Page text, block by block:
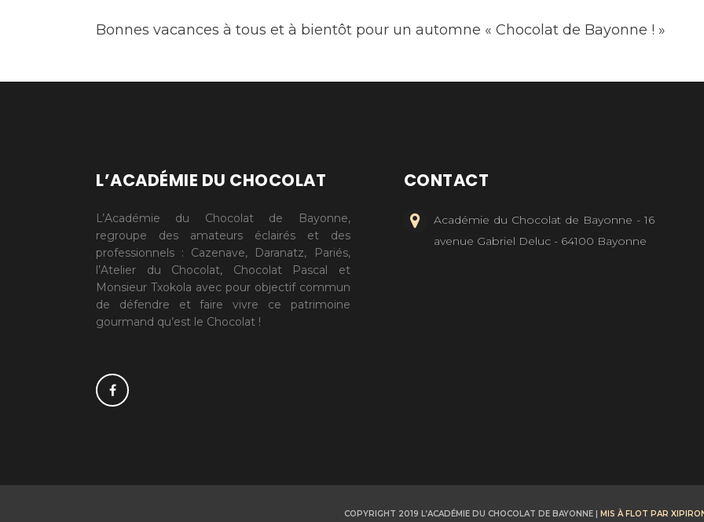
Bonnes vacances à tous et à bientôt pour un automne « Chocolat de Bayonne ! »
L’ACADÉMIE DU CHOCOLAT
L’Académie du Chocolat de Bayonne,
regroupe des amateurs éclairés et des
professionnels : Cazenave, Daranatz, Pariés,
l’Atelier du Chocolat, Chocolat Pascal et
Monsieur Txokola avec pour objectif commun
de défendre et faire vivre ce patrimoine
gourmand qu’est le Chocolat !
CONTACT
Académie du Chocolat de Bayonne - 16
avenue Gabriel Deluc - 64100 Bayonne
COPYRIGHT 2019 L’ACADÉMIE DU CHOCOLAT DE BAYONNE | MIS À FLOT PAR